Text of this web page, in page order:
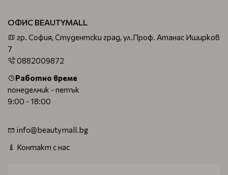
ОФИС BEAUTYMALL
гр. София, Студентски град, ул.Проф. Атанас Иширков
7
0882009872
Работно време
понеделник - петък
9:00 - 18:00
info@beautymall.bg
Контакт с нас